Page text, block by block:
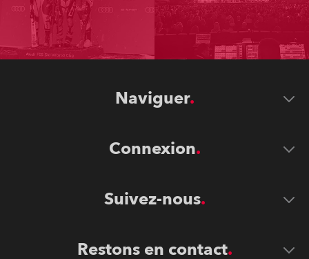
Naviguer
Connexion
Suivez-nous
Restons en contact